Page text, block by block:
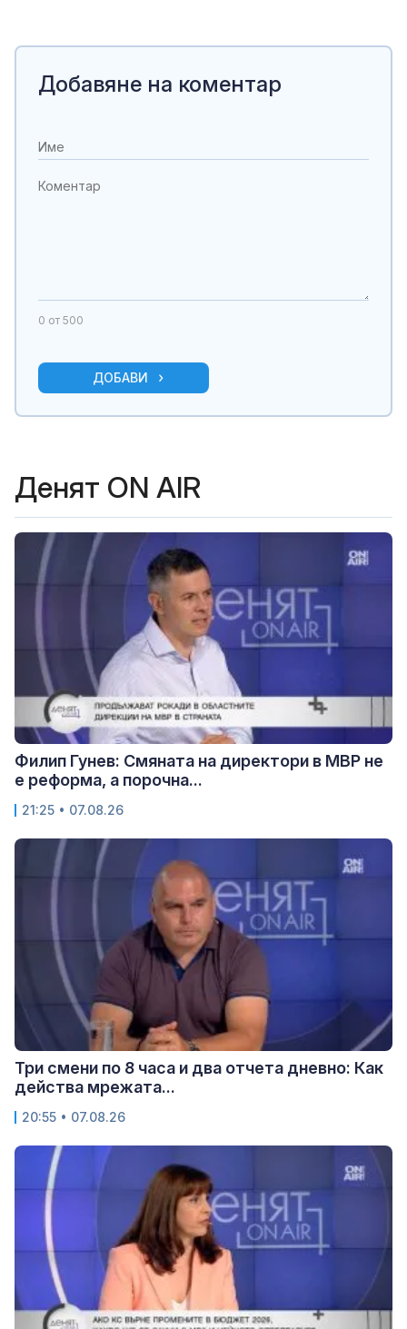
Добавяне на коментар
0 от 500
ДОБАВИ
Денят ON AIR
Филип Гунев: Смяната на директори в МВР не
е реформа, а порочна...
21:25 • 07.08.26
Три смени по 8 часа и два отчета дневно: Как
действа мрежата...
20:55 • 07.08.26